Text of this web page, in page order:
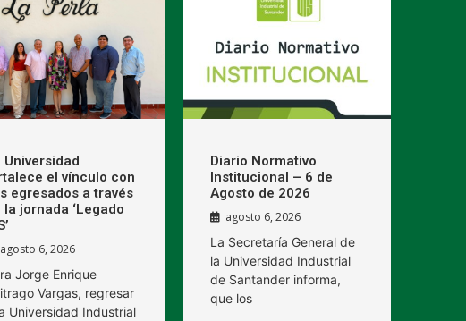
Universidad
el vínculo con
egresados a través
la jornada ‘Legado
agosto 6, 2026
Jorge Enrique
Vargas, regresar
Universidad Industrial
Diario Normativo
Institucional – 6 de
Agosto de 2026
agosto 6, 2026
La Secretaría General de
la Universidad Industrial
de Santander informa,
que los